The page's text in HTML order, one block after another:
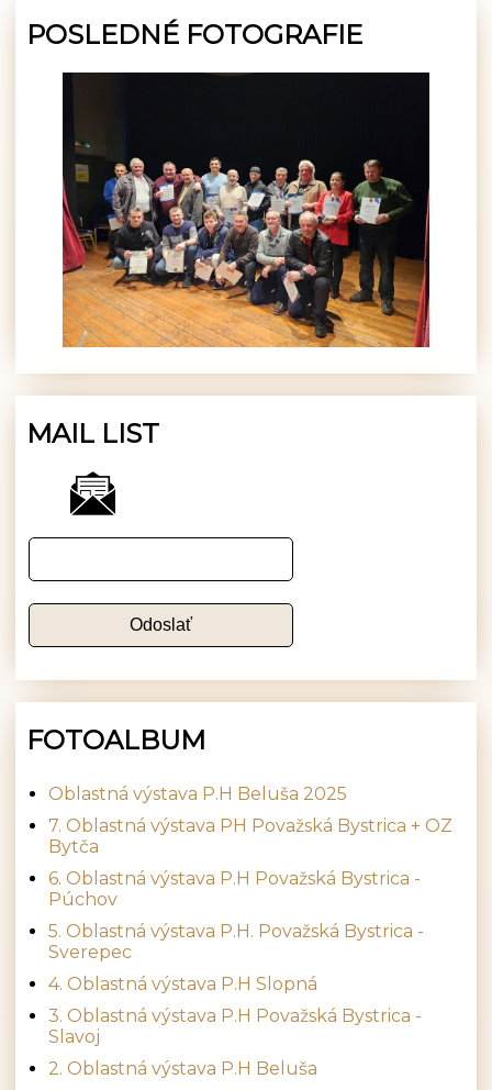
POSLEDNÉ FOTOGRAFIE
MAIL LIST
FOTOALBUM
Oblastná výstava P.H Beluša 2025
7. Oblastná výstava PH Považská Bystrica + OZ
Bytča
6. Oblastná výstava P.H Považská Bystrica -
Púchov
5. Oblastná výstava P.H. Považská Bystrica -
Sverepec
4. Oblastná výstava P.H Slopná
3. Oblastná výstava P.H Považská Bystrica -
Slavoj
2. Oblastná výstava P.H Beluša